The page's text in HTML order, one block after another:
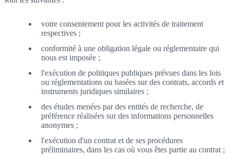
votre consentement pour les activités de traitement
respectives ;
conformité à une obligation légale ou réglementaire qui
nous est imposée ;
l'exécution de politiques publiques prévues dans les lois
ou réglementations ou basées sur des contrats, accords et
instruments juridiques similaires ;
des études menées par des entités de recherche, de
préférence réalisées sur des informations personnelles
anonymes ;
l'exécution d'un contrat et de ses procédures
préliminaires, dans les cas où vous êtes partie au contrat ;